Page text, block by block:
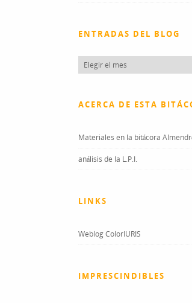
ENTRADAS DEL BLOG
Entradas
del
ACERCA DE ESTA
Materiales en la bitácora
análisis de la L.P.I.
LINKS
Weblog ColorIURIS
IMPRESCINDIBLES